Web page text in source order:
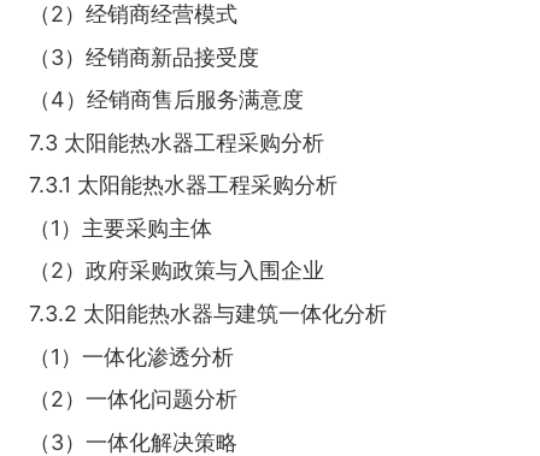
（2）经销商经营模式
（3）经销商新品接受度
（4）经销商售后服务满意度
7.3 太阳能热水器工程采购分析
7.3.1 太阳能热水器工程采购分析
（1）主要采购主体
（2）政府采购政策与入围企业
7.3.2 太阳能热水器与建筑一体化分析
（1）一体化渗透分析
（2）一体化问题分析
（3）一体化解决策略